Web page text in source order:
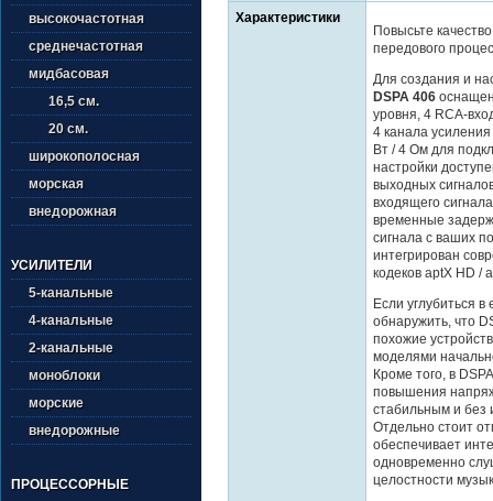
высокочастотная
среднечастотная
мидбасовая
16,5 см.
20 см.
широкополосная
морская
внедорожная
УСИЛИТЕЛИ
5-канальные
4-канальные
2-канальные
моноблоки
морские
внедорожные
ПРОЦЕССОРНЫЕ
Характеристики
Повысьте
передового
Для создания и
DSPA 406
уровня, 4 RCA-
4 канала
Вт / 4 Ом для
настройки
выходных
входящего
временные
сигнала с ваших
интегрирован
кодеков aptX HD /
Если углубиться в
обнаружить, что
похожие
моделями
Кроме того, в
повышения
стабильным и без
Отдельно стоит
обеспечивает
одновременно
целостности